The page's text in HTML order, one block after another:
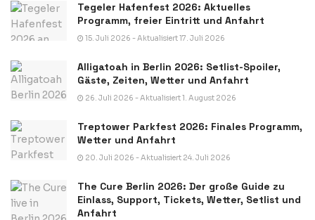
Tegeler Hafenfest 2026: Aktuelles
Programm, freier Eintritt und Anfahrt
15. Juli 2026 - Aktualisiert 17. Juli 2026
Alligatoah in Berlin 2026: Setlist-Spoiler,
Gäste, Zeiten, Wetter und Anfahrt
26. Juli 2026 - Aktualisiert 1. August 2026
Treptower Parkfest 2026: Finales Programm,
Wetter und Anfahrt
20. Juli 2026 - Aktualisiert 24. Juli 2026
The Cure Berlin 2026: Der große Guide zu
Einlass, Support, Tickets, Wetter, Setlist und
Anfahrt